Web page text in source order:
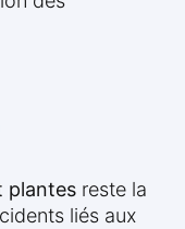
plantes reste la
liés aux